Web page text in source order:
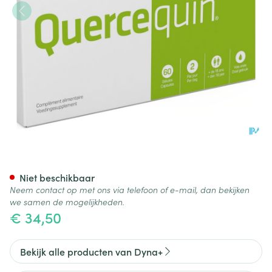
€ 34,50
Niet beschikbaar
Neem contact op met ons via telefoon of e-mail, dan bekijken
we samen de mogelijkheden.
Bekijk alle producten van Dyna+